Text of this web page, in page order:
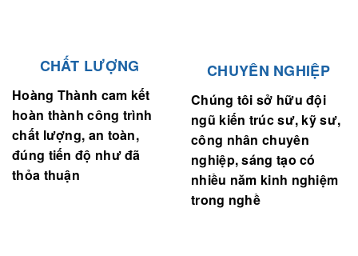
CHẤT LƯỢNG
Hoàng Thành cam kết
hoàn thành công trình
chất lượng, an toàn,
đúng tiến độ như đã
thỏa thuận
CHUYÊN NGHIỆP
Chúng tôi sở hữu đội
ngũ kiến trúc sư, kỹ sư,
công nhân chuyên
nghiệp, sáng tạo có
nhiều năm kinh nghiệm
trong nghề